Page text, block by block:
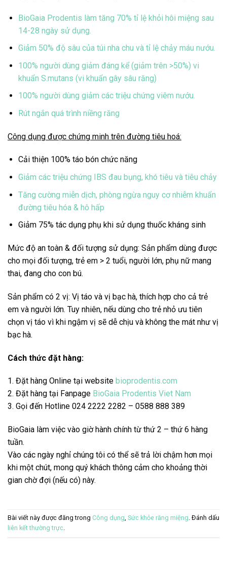
BioGaia Prodentis làm tăng 70% tỉ lệ khỏi hôi miệng sau
14-28 ngày sử dụng.
Giảm 50% độ sâu của túi nha chu và tỉ lệ chảy máu nướu.
100% người dùng giảm đáng kể (giảm trên >50%) vi
khuẩn S.mutans (vi khuẩn gây sâu răng)
100% người dùng giảm các triệu chứng viêm nướu.
Rút ngắn quá trình niềng răng
Công dụng được chứng minh trên đường tiêu hoá:
Cải thiện 100% táo bón chức năng
Giảm các triệu chứng IBS đau bụng, khó tiêu và tiêu chảy
Tăng cường miễn dịch, phòng ngừa nguy cơ nhiễm khuẩn
đường tiêu hóa & hô hấp
Giảm 75% tác dụng phụ khi sử dụng thuốc kháng sinh
Mức độ an toàn & đối tượng sử dụng: Sản phẩm dùng được
cho mọi đối tượng, trẻ em > 2 tuổi, người lớn, phụ nữ mang
thai, đang cho con bú.
Sản phẩm có 2 vị: Vị táo và vị bạc hà, thích hợp cho cả trẻ
em và người lớn. Tuy nhiên, nếu dùng cho trẻ nhỏ ưu tiên
chọn vị táo vì khi ngậm vị sẽ dễ chịu và không the mát như vị
bạc hà.
Cách thức đặt hàng:
1. Đặt hàng Online tại website bioprodentis.com
2. Đặt hàng tại Fanpage BioGaia Prodentis Viet Nam
3. Gọi đến Hotline 024 2222 2282 – 0588 888 389
BioGaia làm việc vào giờ hành chính từ thứ 2 – thứ 6 hàng
tuần.
Vào các ngày nghỉ chúng tôi có thể sẽ trả lời chậm hơn mọi
khi một chút, mong quý khách thông cảm cho khoảng thời
gian chờ đợi (nếu có) này.
Bài viết này được đăng trong Công dụng, Sức khỏe răng miệng. Đánh dấu
liên kết thường trực.